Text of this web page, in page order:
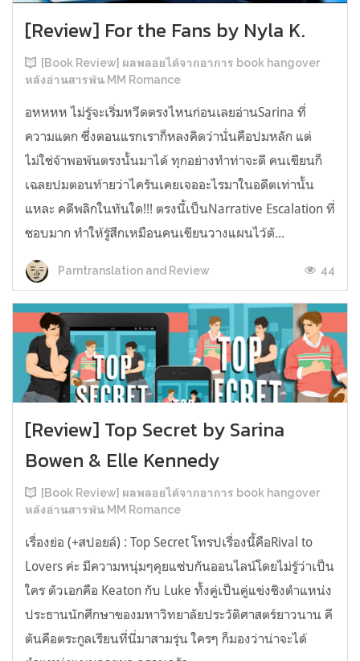
[Review] For the Fans by Nyla K.
[Book Review] ผลพลอยได้จากอาการ book hangover
หลังอ่านสารพัน MM Romance
อหหหห ไม่รู้จะเริ่มหวีดตรงไหนก่อนเลยอ่านSarina ที่
ความแตก ซึ่งตอนแรกเราก็หลงคิดว่านั่นคือปมหลัก แต่
ไม่ใช่จ้าพอพ้นตรงนั้นมาได้ ทุกอย่างทำท่าจะดี คนเขียนก็
เฉลยปมตอนท้ายว่าไครันเคยเจออะไรมาในอดีตเท่านั้น
แหละ คดีพลิกในทันใด!!! ตรงนี้เป็นNarrative Escalation ที่
ชอบมาก ทำให้รู้สึกเหมือนคนเขียนวางแผนไว้ตั...
Parntranslation and Review 44
[Review] Top Secret by Sarina
Bowen & Elle Kennedy
[Book Review] ผลพลอยได้จากอาการ book hangover
หลังอ่านสารพัน MM Romance
เรื่องย่อ (+สปอยล์) : Top Secret โทรปเรื่องนี้คือRival to
Lovers ค่ะ มีความหนุ่มๆคุยแซ่บกันออนไลน์โดยไม่รู้ว่าเป็น
ใคร ตัวเอกคือ Keaton กับ Luke ทั้งคู่เป็นคู่แข่งชิงตำแหน่ง
ประธานนักศึกษาของมหาวิทยาลัยประวัติศาสตร์ยาวนาน คี
ตันคือตระกูลเรียนที่นี่มาสามรุ่น ใครๆ ก็มองว่าน่าจะได้